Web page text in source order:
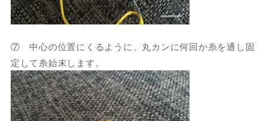
⑦ 中心の位置にくるように、丸カンに何回か糸を通し固
定して糸始末します。